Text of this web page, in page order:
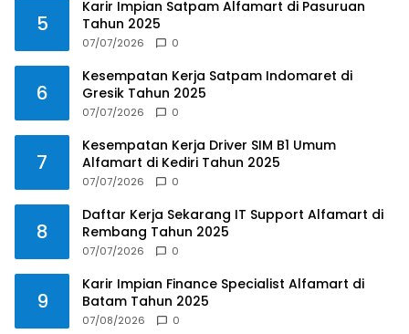
5
Karir Impian Satpam Alfamart di Pasuruan
Tahun 2025
07/07/2026 0
6
Kesempatan Kerja Satpam Indomaret di
Gresik Tahun 2025
07/07/2026 0
7
Kesempatan Kerja Driver SIM B1 Umum
Alfamart di Kediri Tahun 2025
07/07/2026 0
8
Daftar Kerja Sekarang IT Support Alfamart di
Rembang Tahun 2025
07/07/2026 0
9
Karir Impian Finance Specialist Alfamart di
Batam Tahun 2025
07/08/2026 0